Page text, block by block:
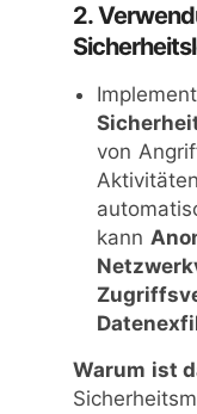
2.
von
kann
Warum ist